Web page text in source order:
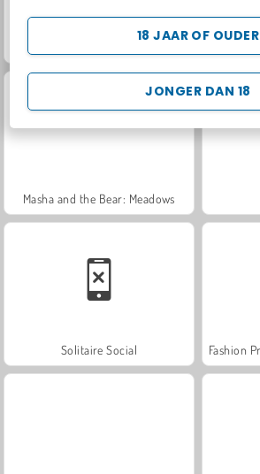
JONGER DAN 18
18 JAAR OF OUDER
Masha and the Bear: Meadows
Solitaire Social